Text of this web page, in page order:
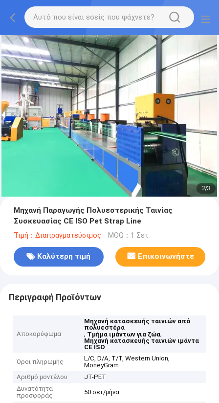
2/3
Μηχανή Παραγωγής Πολυεστερικής Ταινίας
Συσκευασίας CE ISO Pet Strap Line
Τιμή：Διαπραγματεύσιμος MOQ：1 Σετ
Καλύτερη τιμή Επικοινωνήστε
Περιγραφή Προϊόντων
Αποκορύφωμα
Μηχανή κατασκευής ταινιών από
πολυεστέρα
, Τμήμα ιμάντων για ζώα,
Μηχανή κατασκευής ταινιών ιμάντα
CE ISO
Όροι πληρωμής
L/C, D/A, T/T, Western Union,
MoneyGram
Αριθμό μοντέλου
JT-PET
Δυνατότητα
προσφοράς
50 σετ/μήνα